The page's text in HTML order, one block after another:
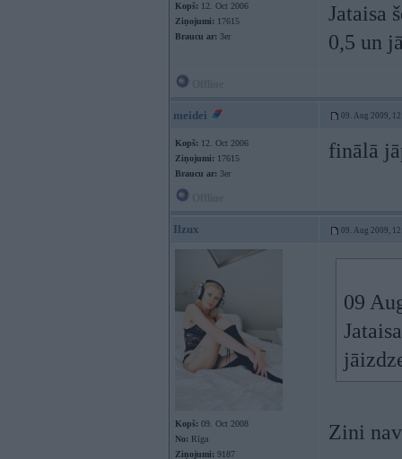
Kopš: 12. Oct 2006
Ziņojumi: 17615
Braucu ar: 3er
Jataisa
0,5 un
meidei 09. Aug 2009,
Kopš: 12. Oct 2006
Ziņojumi: 17615
Braucu ar: 3er
finālā
Ilzux 09. Aug 2009,
Kopš: 09. Oct 2008
No: Rīga
Ziņojumi: 9187
09
Zini